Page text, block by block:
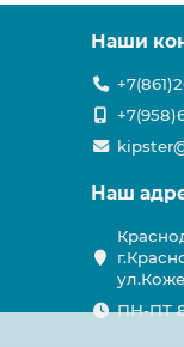
Наши
Наш
ПН-ПТ